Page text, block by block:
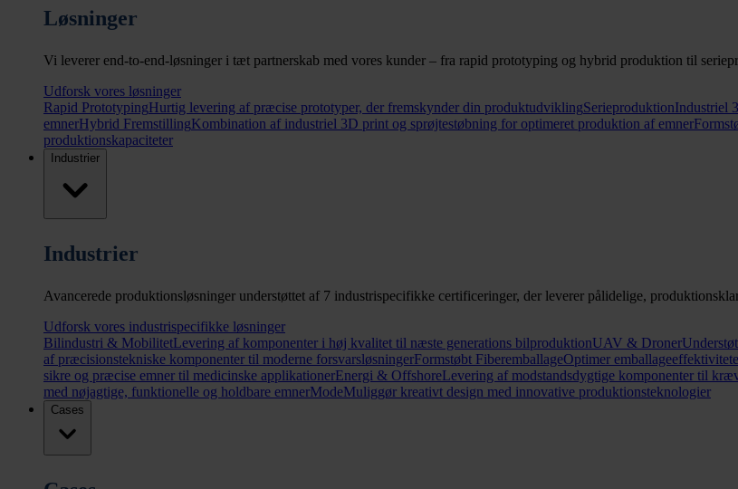
Løsninger
Vi leverer end-to-end-løsninger i tæt partnerskab med vores kunder – fra rapid prototyping og hybrid produktion til
Udforsk vores løsninger
Rapid PrototypingHurtig levering af præcise prototyper, der fremskynder din produktudviklingSerieproduktionIndustriel
emnerHybrid FremstillingKombination af industriel 3D print og sprøjtestøbning for optimeret produktion af emner
produktionskapaciteter
Industrier
Industrier
Avancerede produktionsløsninger understøttet af 7 industrispecifikke certificeringer, der leverer pålidelige,
Udforsk vores industrispecifikke løsninger
Bilindustri & MobilitetLevering af komponenter i høj kvalitet til næste generations bilproduktionUAV & Droner
af præcisionstekniske komponenter til moderne forsvarsløsningerFormstøbt FiberemballageOptimer
sikre og præcise emner til medicinske applikationerEnergi & OffshoreLevering af modstandsdygtige komponenter til
med nøjagtige, funktionelle og holdbare emnerModeMuliggør kreativt design med innovative produktionsteknologier
Cases